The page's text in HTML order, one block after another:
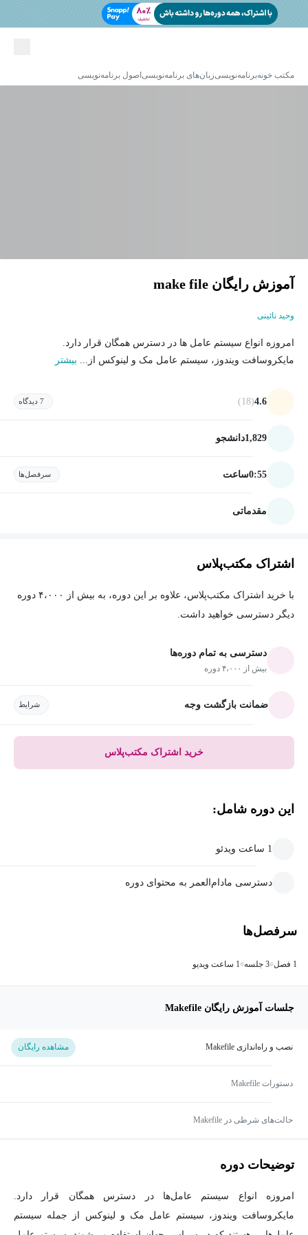
مکتب خونهبرنامه‌نویسیزبان‌های برنامه‌نویسی اصول برنامه‌نویسی
آموزش رایگان make file
وحید نائینی
امروزه انواع سیستم عامل ها در دسترس همگان قرار دارد.
مایکروسافت ویندوز، سیستم عامل مک و لینوکس از... بیشتر
4.6
(18) 7 دیدگاه
1,829دانشجو
0:55ساعت سرفصل‌ها
مقدماتی
اشتراک مکتب‌پلاس
با خرید اشتراک مکتب‌پلاس، علاوه بر این دوره، به بیش از ۴،۰۰۰ دوره
دیگر دسترسی خواهید داشت.
دسترسی به تمام دوره‌ها
بیش از ۴،۰۰۰ دوره
ضمانت بازگشت وجه شرایط
خرید اشتراک مکتب‌پلاس
این دوره شامل:
1 ساعت ویدئو
دسترسی مادام‌العمر به محتوای دوره
سرفصل‌ها
1 فصل 3 جلسه 1 ساعت ویدیو
جلسات آموزش رایگان Makefile
نصب و راه‌اندازی Makefile مشاهده رایگان
دستورات Makefile
حالت‌های شرطی در Makefile
توضیحات دوره
امروزه انواع سیستم عامل‌ها در دسترس همگان قرار دارد.
مایکروسافت ویندوز، سیستم عامل مک و لینوکس از جمله سیستم